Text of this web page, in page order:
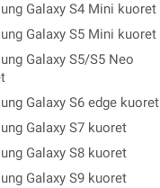
Galaxy S4 Mini kuoret
Galaxy S5 Mini kuoret
Galaxy S5/S5 Neo
Galaxy S6 edge kuoret
Galaxy S7 kuoret
Galaxy S8 kuoret
Galaxy S9 kuoret